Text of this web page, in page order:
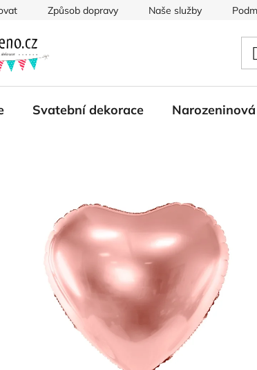
Způsob dopravy Naše služby
Svatební dekorace